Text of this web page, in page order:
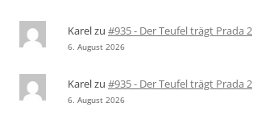
Karelzu #935 - Der Teufel trägt Prada 2
6. August 2026
Karelzu #935 - Der Teufel trägt Prada 2
6. August 2026